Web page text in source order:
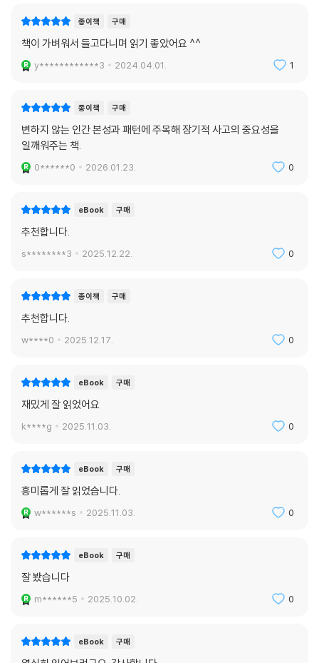
종이책 구매
책이 가벼워서 들고다니며 읽기 좋았어요 ^^
y************3 2024.04.01. 1
종이책 구매
변하지 않는 인간 본성과 패턴에 주목해 장기적 사고의 중요성을
일깨워주는 책.
0******0 2026.01.23. 0
eBook 구매
추천합니다.
s********3 2025.12.22. 0
종이책 구매
추천합니다.
w****0 2025.12.17. 0
eBook 구매
재밌게 잘 읽었어요
k****g 2025.11.03. 0
eBook 구매
흥미롭게 잘 읽었습니다.
w******s 2025.11.03. 0
eBook 구매
잘 봤습니다
m******5 2025.10.02. 0
eBook 구매